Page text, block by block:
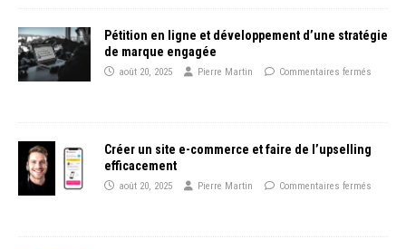
Pétition en ligne et développement d’une stratégie
de marque engagée
août 20, 2025 Pierre Martin Commentaires fermés
Créer un site e-commerce et faire de l’upselling
efficacement
août 20, 2025 Pierre Martin Commentaires fermés